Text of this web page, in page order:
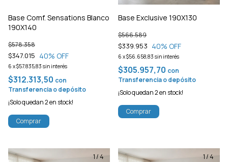
Base Comf. Sensations Blanco
190X140
$347.015
$578.358
40% OFF
6 x$57.835,83 sin interés
$312.313,50 con
Transferencia o depósito
¡Solo quedan2en stock!
Comprar
Base Exclusive 190X130
$339.953
$566.589
40% OFF
6 x$56.658,83 sin interés
$305.957,70 con
Transferencia o depósito
¡Solo quedan2en stock!
Comprar
1/ 4 1/ 4